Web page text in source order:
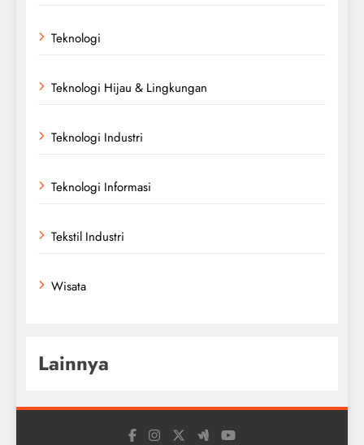
Teknologi
Teknologi Hijau & Lingkungan
Teknologi Industri
Teknologi Informasi
Tekstil Industri
Wisata
Lainnya